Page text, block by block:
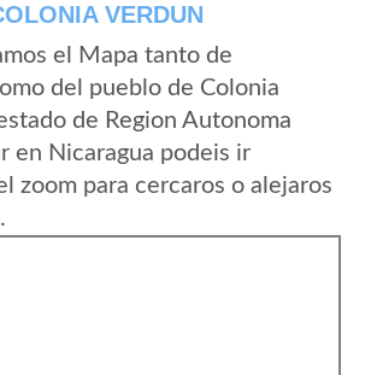
VERDUN
el Mapa tanto de
del pueblo de Colonia
de Region Autonoma
en Nicaragua podeis ir
zoom para cercaros o alejaros